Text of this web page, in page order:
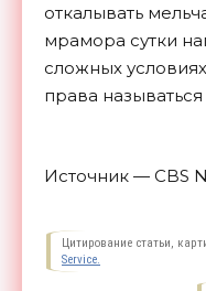
откалывать
мрамора сутки
сложных
права
Источник — CBS
Цитирование статьи,
Service.